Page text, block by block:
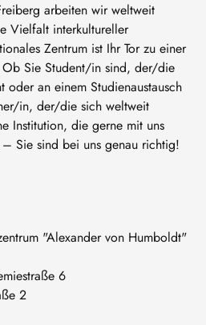
arbeiten wir weltweit
Vielfalt interkultureller
Zentrum ist Ihr Tor zu einer
Sie Student/in sind, der/die
oder an einem Studienaustausch
in, der/die sich weltweit
Institution, die gerne mit uns
Sie sind bei uns genau richtig!
"Alexander von Humboldt"
6
2